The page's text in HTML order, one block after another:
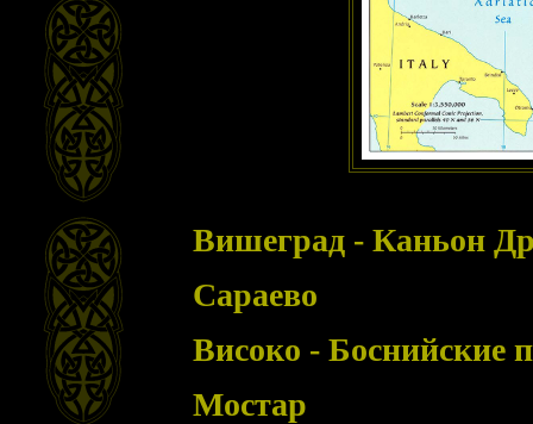
Вишеград - Каньон
Сараево
Високо - Боснийские
Мостар